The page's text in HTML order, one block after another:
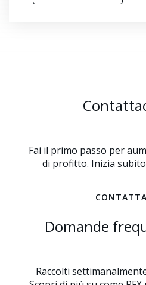
Fai il primo passo per
di profitto. Inizia
Domande
Raccolti